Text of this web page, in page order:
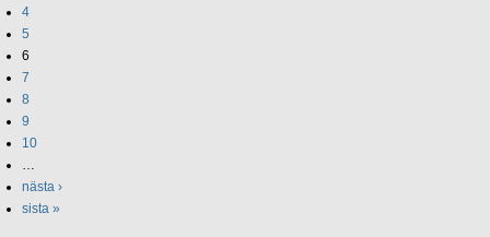
4
5
6
7
8
9
10
…
nästa ›
sista »